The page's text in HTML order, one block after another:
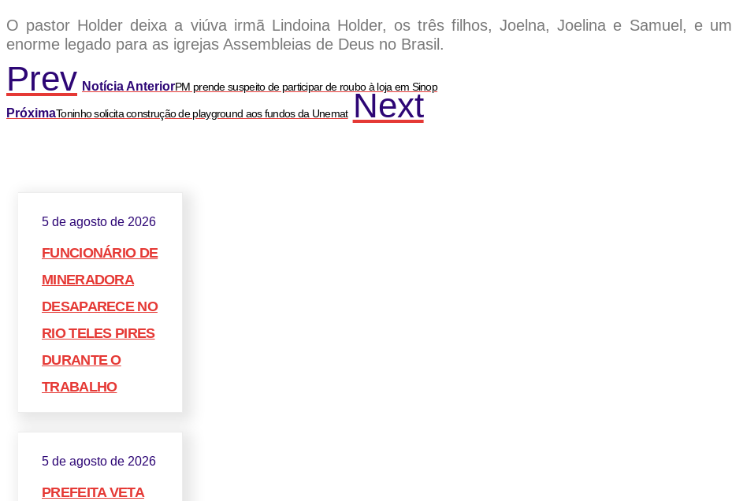
O pastor Holder deixa a viúva irmã Lindoina Holder, os três filhos, Joelna, Joelina e Samuel, e um
enorme legado para as igrejas Assembleias de Deus no Brasil.
Prev Notícia AnteriorPM prende suspeito de participar de roubo à loja em Sinop
PróximaToninho solicita construção de playground aos fundos da Unemat Next
5 de agosto de 2026
FUNCIONÁRIO DE
MINERADORA
DESAPARECE NO
RIO TELES PIRES
DURANTE O
TRABALHO
5 de agosto de 2026
PREFEITA VETA